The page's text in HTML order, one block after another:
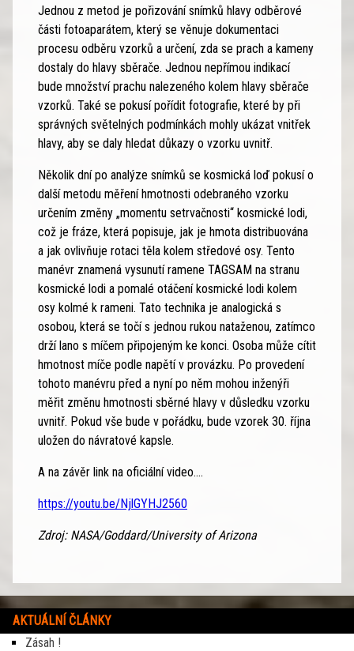
Jednou z metod je pořizování snímků hlavy odběrové
části fotoaparátem, který se věnuje dokumentaci
procesu odběru vzorků a určení, zda se prach a kameny
dostaly do hlavy sběrače. Jednou nepřímou indikací
bude množství prachu nalezeného kolem hlavy sběrače
vzorků. Také se pokusí pořídit fotografie, které by při
správných světelných podmínkách mohly ukázat vnitřek
hlavy, aby se daly hledat důkazy o vzorku uvnitř.
Několik dní po analýze snímků se kosmická loď pokusí o
další metodu měření hmotnosti odebraného vzorku
určením změny „momentu setrvačnosti“ kosmické lodi,
což je fráze, která popisuje, jak je hmota distribuována
a jak ovlivňuje rotaci těla kolem středové osy. Tento
manévr znamená vysunutí ramene TAGSAM na stranu
kosmické lodi a pomalé otáčení kosmické lodi kolem
osy kolmé k rameni. Tato technika je analogická s
osobou, která se točí s jednou rukou nataženou, zatímco
drží lano s míčem připojeným ke konci. Osoba může cítit
hmotnost míče podle napětí v provázku. Po provedení
tohoto manévru před a nyní po něm mohou inženýři
měřit změnu hmotnosti sběrné hlavy v důsledku vzorku
uvnitř. Pokud vše bude v pořádku, bude vzorek 30. října
uložen do návratové kapsle.
A na závěr link na oficiální video....
https://youtu.be/NjlGYHJ2560
Zdroj: NASA/Goddard/University of Arizona
AKTUÁLNÍ ČLÁNKY
Zásah !